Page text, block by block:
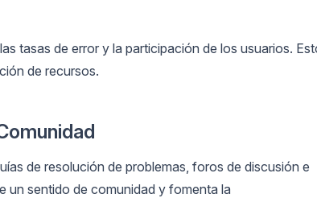
tasas de error y la participación de los usuarios.
de recursos.
de resolución de problemas, foros de discusión e
un sentido de comunidad y fomenta la